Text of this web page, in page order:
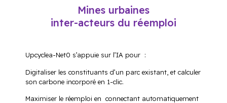
Mines urbaines
inter-acteurs du réemploi
Upcyclea-Net0 s’appuie sur l’IA pour :
Digitaliser les constituants d’un parc existant, et calculer
son carbone incorporé en 1-clic.
Maximiser le réemploi en connectant automatiquement